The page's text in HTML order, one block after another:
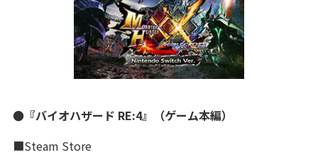
●『バイオハザード RE:4』（ゲーム本編）
■Steam Store